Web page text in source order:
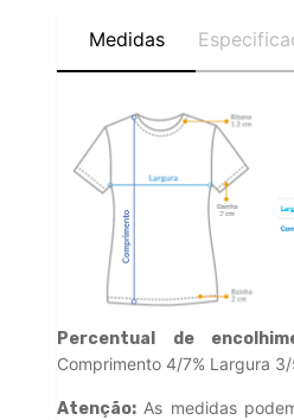
Medidas
Percentual de
Comprimento 4/7% Largura 3/
Atenção: As medidas